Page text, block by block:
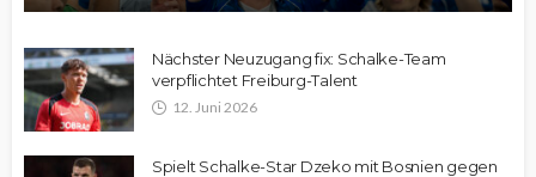
Nächster Neuzugang fix: Schalke-Team
verpflichtet Freiburg-Talent
12. Juni 2026
Spielt Schalke-Star Dzeko mit Bosnien gegen